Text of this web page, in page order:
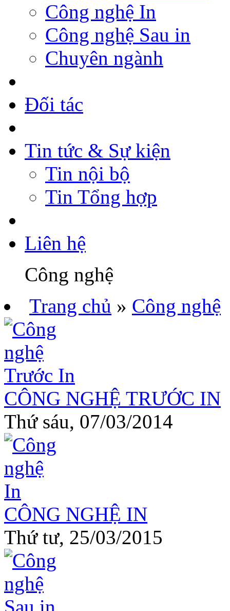
Công nghệ In
Công nghệ Sau in
Chuyên ngành
Đối tác
Tin tức & Sự kiện
Tin nội bộ
Tin Tổng hợp
Liên hệ
Công nghệ
Trang chủ » Công nghệ
CÔNG NGHỆ TRƯỚC IN
Thứ sáu, 07/03/2014
CÔNG NGHỆ IN
Thứ tư, 25/03/2015